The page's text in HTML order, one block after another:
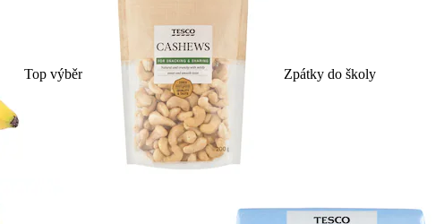
Top výběr Zpátky do školy